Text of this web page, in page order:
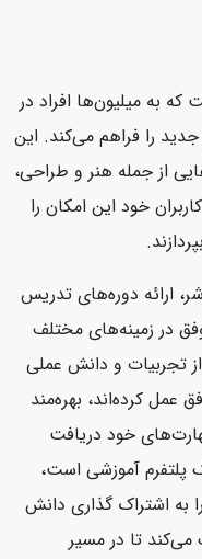
به میلیون‌ها افراد در
را فراهم می‌کند. این
از جمله هنر و طراحی،
خود این امکان را
ارائه دوره‌های تدریس
در زمینه‌های مختلف
تجربیات و دانش عملی
کرده‌اند، بهره‌مند
خود دریافت
آموزشی است،
اشتراک گذاری دانش
تا در مسیر